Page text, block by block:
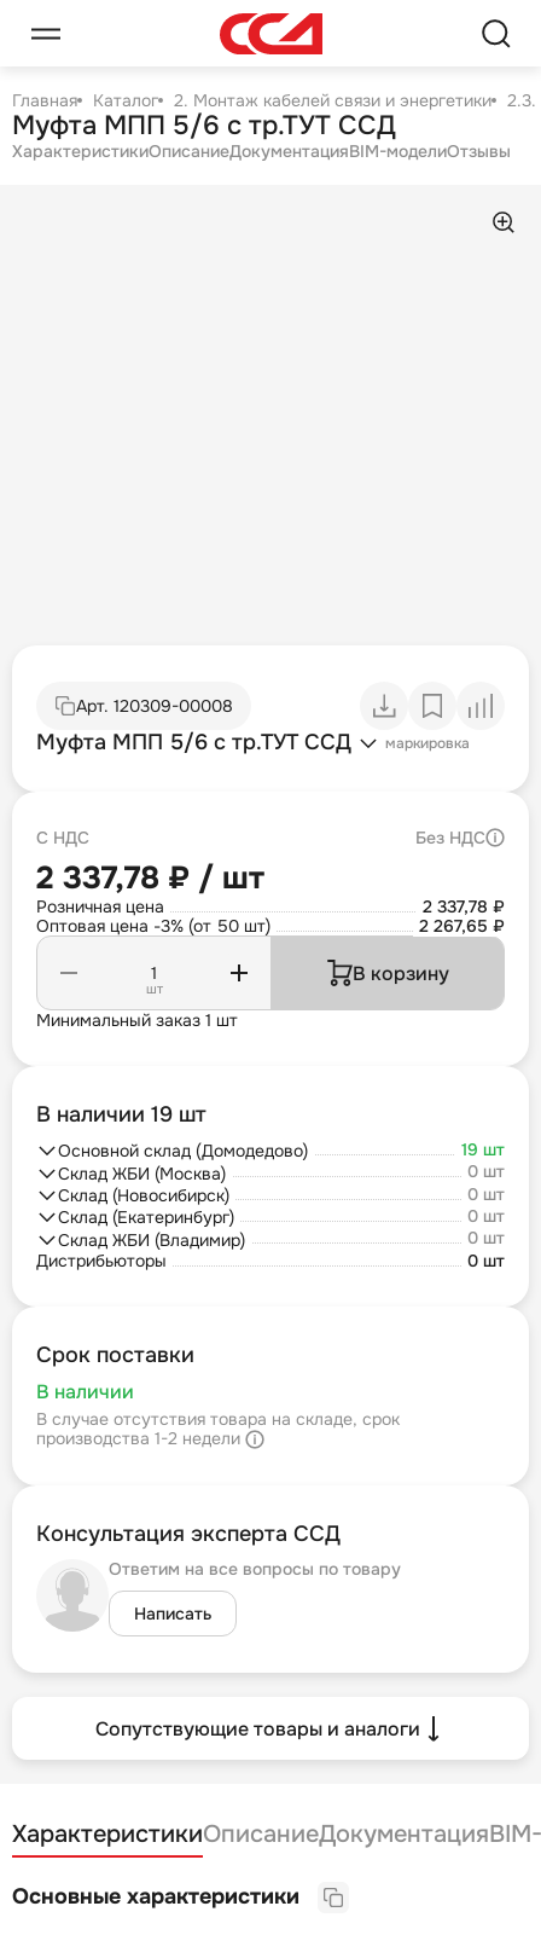
Главная Каталог 2. Монтаж кабелей связи и энергетики 2.3.
Муфта МПП 5/6 с тр.ТУТ ССД
ХарактеристикиОписаниеДокументацияBIM-моделиОтзывы
Арт. 120309-00008
Муфта МПП 5/6 с тр.ТУТ ССД маркировка
С НДС Без НДС
2 337,78 ₽ / шт
Розничная цена
2 337,78 ₽
Оптовая цена -3% (от 50 шт)
2 267,65 ₽
шт
В корзину
Минимальный заказ 1 шт
В наличии 19 шт
Основной склад (Домодедово)
19 шт
Склад ЖБИ (Москва)
0 шт
Склад (Новосибирск)
0 шт
Склад (Екатеринбург)
0 шт
Склад ЖБИ (Владимир)
0 шт
Дистрибьюторы
0 шт
Срок поставки
В наличии
В случае отсутствия товара на складе, срок
производства 1-2 недели
Консультация эксперта ССД
Ответим на все вопросы по товару
Написать
Сопутствующие товары и аналоги
ХарактеристикиОписаниеДокументация
Основные характеристики